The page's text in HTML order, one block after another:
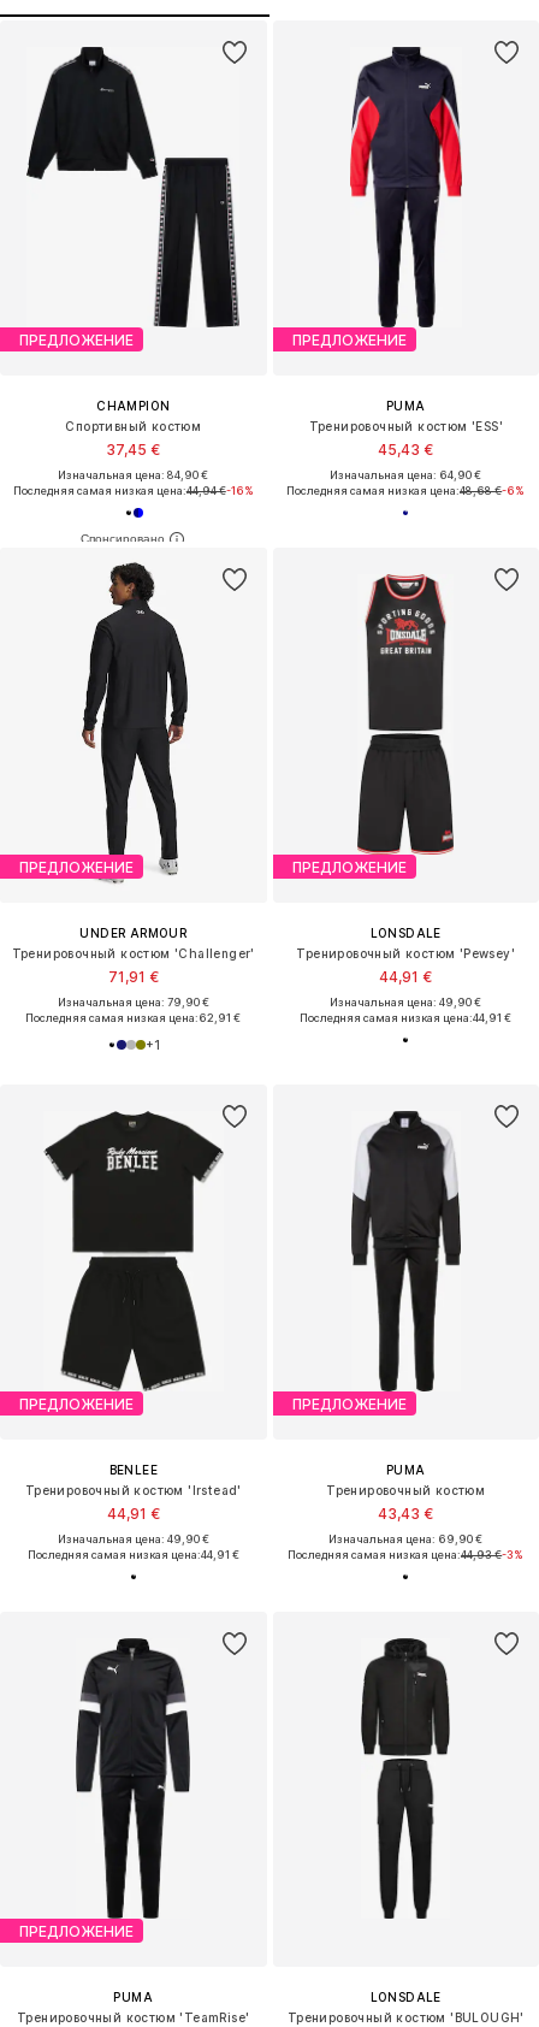
ПРЕДЛОЖЕНИЕ
CHAMPION
Спортивный костюм
37,45 €
Изначальная цена: 84,90 €
Последняя самая низкая цена:44,94 €-16%
ПРЕДЛОЖЕНИЕ
PUMA
Тренировочный костюм 'ESS'
45,43 €
Изначальная цена: 64,90 €
Последняя самая низкая цена:48,68 €-6%
ПРЕДЛОЖЕНИЕ
UNDER ARMOUR
Тренировочный костюм 'Challenger'
71,91 €
Изначальная цена: 79,90 €
Последняя самая низкая цена:62,91 €
+1
ПРЕДЛОЖЕНИЕ
LONSDALE
Тренировочный костюм 'Pewsey'
44,91 €
Изначальная цена: 49,90 €
Последняя самая низкая цена:44,91 €
ПРЕДЛОЖЕНИЕ
BENLEE
Тренировочный костюм 'Irstead'
44,91 €
Изначальная цена: 49,90 €
Последняя самая низкая цена:44,91 €
ПРЕДЛОЖЕНИЕ
PUMA
Тренировочный костюм
43,43 €
Изначальная цена: 69,90 €
Последняя самая низкая цена:44,93 €-3%
ПРЕДЛОЖЕНИЕ
PUMA
Тренировочный костюм 'TeamRise'
LONSDALE
Тренировочный костюм 'BULOUGH'